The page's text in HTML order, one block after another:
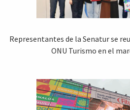
Representantes de la Senatur se
ONU Turismo en el